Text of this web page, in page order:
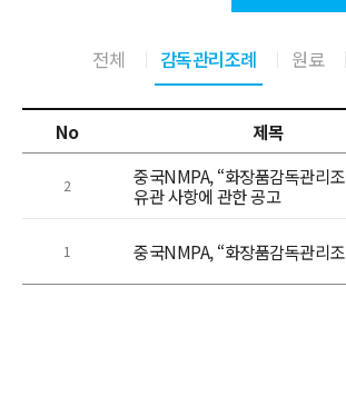
전체 감독관리조례 원료
No 제목
2
중국NMPA, “화장품감독관리
유관 사항에 관한 공고
1 중국NMPA, “화장품감독관리